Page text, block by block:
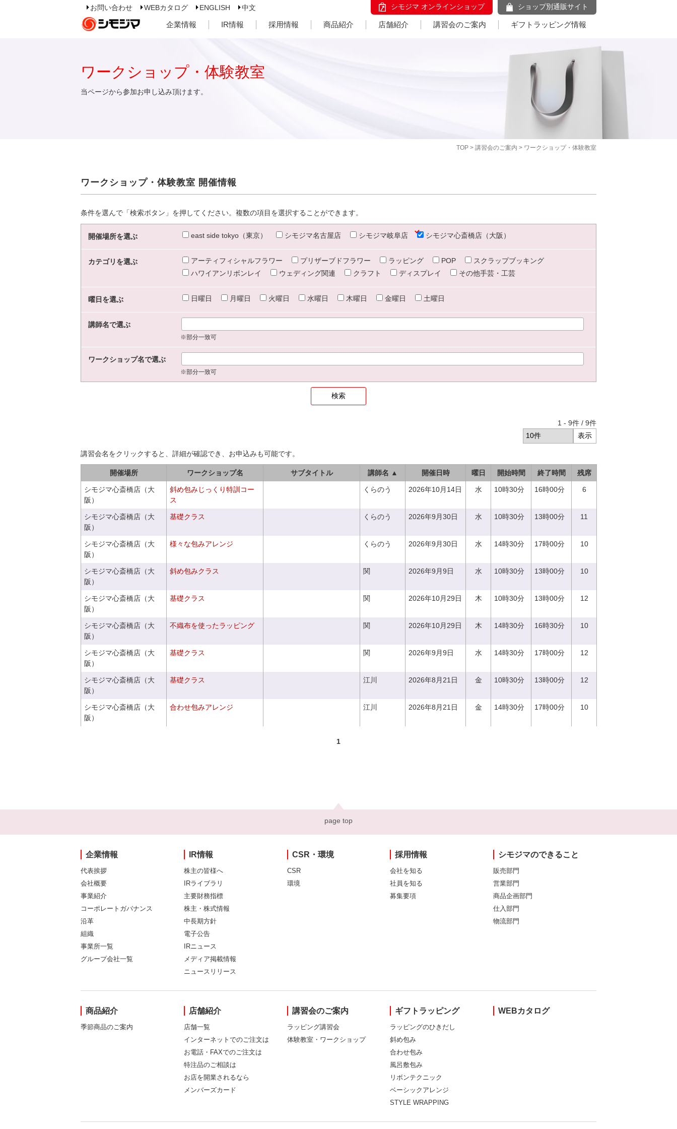
お問い合わせ WEBカタログ ENGLISH 中文 シモジマ オンラインショップ ショップ別通販サイト
企業情報 IR情報 採用情報 商品紹介 店舗紹介 講習会のご案内 ギフトラッピング情報
TOP > 講習会のご案内 > ワークショップ・体験教室
ワークショップ・体験教室
当ページから参加お申し込み頂けます。
ワークショップ・体験教室 開催情報
条件を選んで「検索ボタン」を押してください。複数の項目を選択することができます。
開催場所を選ぶ east side tokyo（東京） シモジマ名古屋店 シモジマ岐阜店 シモジマ心斎橋店（大阪）
カテゴリを選ぶ アーティフィシャルフラワー プリザーブドフラワー ラッピング POP
スクラップブッキング
ハワイアンリボンレイ
ウェディング関連 クラフト ディスプレイ その他手芸・工芸
曜日を選ぶ 日曜日 月曜日 火曜日 水曜日 木曜日 金曜日 土曜日
講師名で選ぶ
※部分一致可
ワークショップ名で選ぶ
※部分一致可
1 - 9件 / 9件
講習会名をクリックすると、詳細が確認でき、お申込みも可能です。
開催場所 ワークショップ名 サブタイトル 講師名 ▲ 開催日時 曜日 開始時間 終了時間 残席
シモジマ心斎橋店（大
阪）
斜め包みじっくり特訓コー
ス
くらのう 2026年10月14日 水 10時30分 16時00分 6
シモジマ心斎橋店（大
阪）
基礎クラス くらのう 2026年9月30日 水 10時30分 13時00分 11
シモジマ心斎橋店（大
阪）
様々な包みアレンジ くらのう 2026年9月30日 水 14時30分 17時00分 10
シモジマ心斎橋店（大
阪）
斜め包みクラス 関 2026年9月9日 水 10時30分 13時00分 10
シモジマ心斎橋店（大
阪）
基礎クラス 関 2026年10月29日 木 10時30分 13時00分 12
シモジマ心斎橋店（大
阪）
不織布を使ったラッピング 関 2026年10月29日 木 14時30分 16時30分 10
シモジマ心斎橋店（大
阪）
基礎クラス 関 2026年9月9日 水 14時30分 17時00分 12
シモジマ心斎橋店（大
阪）
基礎クラス 江川 2026年8月21日 金 10時30分 13時00分 12
シモジマ心斎橋店（大
阪）
合わせ包みアレンジ 江川 2026年8月21日 金 14時30分 17時00分 10
1
page top
企業情報
代表挨拶
会社概要
事業紹介
コーポレートガバナンス
沿革
組織
事業所一覧
グループ会社一覧
IR情報
株主の皆様へ
IRライブラリ
主要財務指標
株主・株式情報
中長期方針
電子公告
IRニュース
メディア掲載情報
ニュースリリース
CSR・環境
CSR
環境
採用情報
会社を知る
社員を知る
募集要項
シモジマのできること
販売部門
営業部門
商品企画部門
仕入部門
物流部門
商品紹介
季節商品のご案内
店舗紹介
店舗一覧
インターネットでのご注文は
お電話・FAXでのご注文は
特注品のご相談は
お店を開業されるなら
メンバーズカード
講習会のご案内
ラッピング講習会
体験教室・ワークショップ
ギフトラッピング
ラッピングのひきだし
斜め包み
合わせ包み
風呂敷包み
リボンテクニック
ベーシックアレンジ
STYLE WRAPPING
WEBカタログ